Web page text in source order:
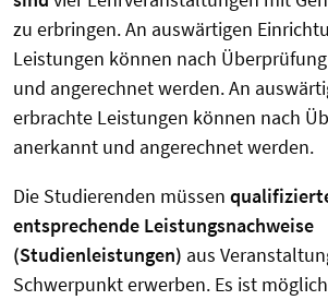
zu erbringen. An auswärtigen
Leistungen können nach
und angerechnet werden. An
erbrachte Leistungen können nach
anerkannt und angerechnet werden.
Die Studierenden müssen
entsprechende Leistungsnachweise
(Studienleistungen) aus
Schwerpunkt erwerben. Es ist möglich